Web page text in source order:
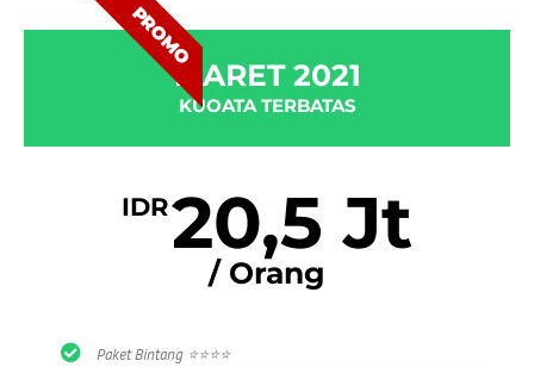
PROMO
MARET 2021
KUOATA TERBATAS
IDR20,5 Jt
/ Orang
Paket Bintang ⭐⭐⭐⭐